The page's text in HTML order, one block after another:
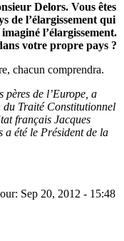
Delors. Vous êtes
de l’élargissement qui
l’élargissement.
votre propre pays ?
chacun comprendra.
pères de l’Europe, a
Traité Constitutionnel
français Jacques
a été le Président de la
Sep 20, 2012 - 15:48